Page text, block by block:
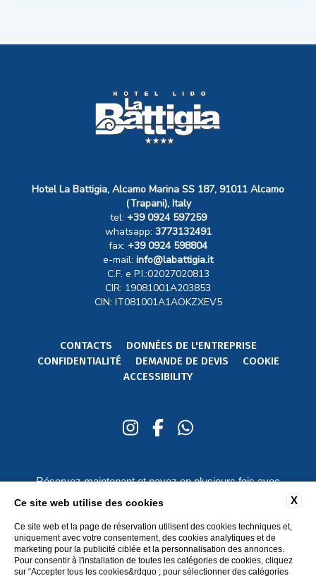
Hotel La Battigia, Alcamo Marina SS 187, 91011 Alcamo
(Trapani), Italy
tel: +39 0924 597259
whatsapp: 3773132491
fax: +39 0924 598804
e-mail: info@labattigia.it
C.F. e P.I.:02027020813
CIR: 19081001A203853
CIN: IT081001A1AOKZXEV5
CONTACTS
DONNÉES DE L'ENTREPRISE
CONFIDENTIALITÉ
DEMANDE DE DEVIS
COOKIE
ACCESSIBILITY
Réservez maintenant et payez en plusieurs fois avec
Scalapay
X
Ce site web utilise des cookies
Ce site web et la page de réservation utilisent des cookies techniques et,
uniquement avec votre consentement, des cookies analytiques et de
marketing pour la publicité ciblée et la personnalisation des annonces.
Pour consentir à l'installation de toutes les catégories de cookies, cliquez
sur “Accepter tous les cookies&rdquo ; pour sélectionner des catégories